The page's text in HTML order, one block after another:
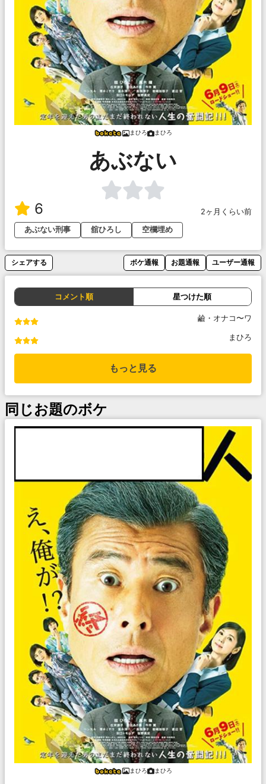
まひろ まひろ
あぶない
6
2ヶ月くらい前
あぶない刑事
舘ひろし 空欄埋め
シェアする ボケ通報 お題通報 ユーザー通報
コメント順 星つけた順
鹼・オナコ〜ワ
まひろ
もっと見る
同じお題のボケ
まひろ まひろ